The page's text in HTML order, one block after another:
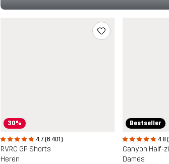
30%
4.7 (6.401)
RVRC GP Shorts
Heren
Bestseller
4.8
Canyon Half-
Dames